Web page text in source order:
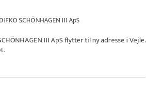
SCHÖNHAGEN III ApS
III ApSflytter til ny adresse i Vejle.